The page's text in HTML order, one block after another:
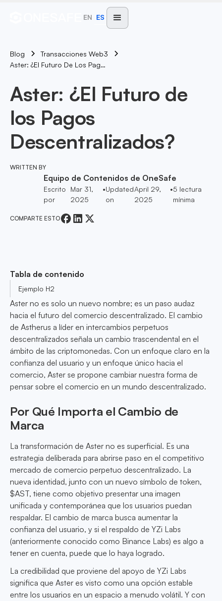
EN ES
Blog
Transacciones Web3
Aster: ¿El Futuro De Los Pagos Descentralizados?
Aster: ¿El Futuro de
los Pagos
Descentralizados?
WRITTEN BY
Equipo de Contenidos de OneSafe
Escrito
por
Mar 31,
2025
•Updated
on
April 29,
2025
•5 lectura
mínima
COMPARTE ESTO
Tabla de contenido
Ejemplo H2
Aster no es solo un nuevo nombre; es un paso audaz
hacia el futuro del comercio descentralizado. El cambio
de Astherus a líder en intercambios perpetuos
descentralizados señala un cambio trascendental en el
ámbito de las criptomonedas. Con un enfoque claro en la
confianza del usuario y un enfoque único hacia el
comercio, Aster se propone cambiar nuestra forma de
pensar sobre el comercio en un mundo descentralizado.
Por Qué Importa el Cambio de
Marca
La transformación de Aster no es superficial. Es una
estrategia deliberada para abrirse paso en el competitivo
mercado de comercio perpetuo descentralizado. La
nueva identidad, junto con un nuevo símbolo de token,
$AST, tiene como objetivo presentar una imagen
unificada y contemporánea que los usuarios puedan
respaldar. El cambio de marca busca aumentar la
confianza del usuario, y si el respaldo de YZi Labs
(anteriormente conocido como Binance Labs) es algo a
tener en cuenta, puede que lo haya logrado.
La credibilidad que proviene del apoyo de YZi Labs
significa que Aster es visto como una opción estable
entre los usuarios en un espacio a menudo volátil. Y con